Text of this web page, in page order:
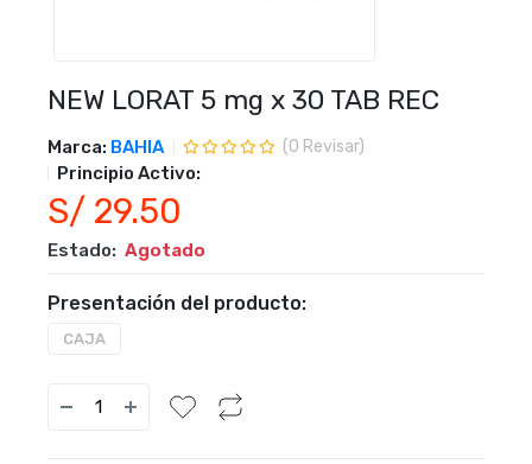
NEW LORAT 5 mg x 30 TAB REC
Marca: BAHIA (0 Revisar)
Principio Activo:
S/ 29.50
Estado: Agotado
Presentación del producto:
CAJA